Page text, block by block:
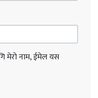
मेरो नाम, ईमेल यस